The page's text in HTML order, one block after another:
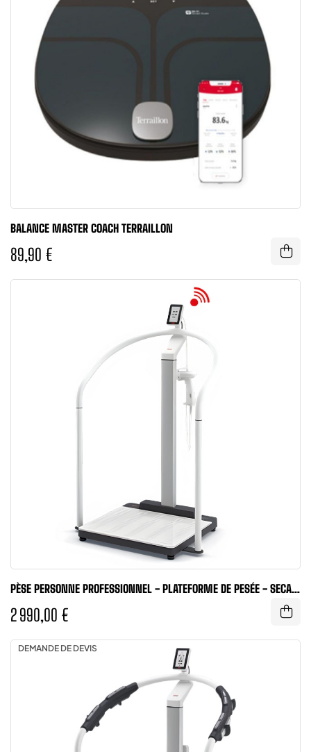
BALANCE MASTER COACH TERRAILLON
89,90 €
PÈSE PERSONNE PROFESSIONNEL - PLATEFORME DE PESÉE - SECA
2 990,00 €
DEMANDE DE DEVIS